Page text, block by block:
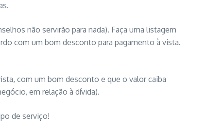
não servirão para nada). Faça uma listagem
com um bom desconto para pagamento à vista.
com um bom desconto e que o valor caiba
em relação à dívida).
de serviço!